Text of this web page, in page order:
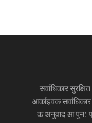
सर्वाधिकार
आर्काइवक
क अनुवाद आ पुन: